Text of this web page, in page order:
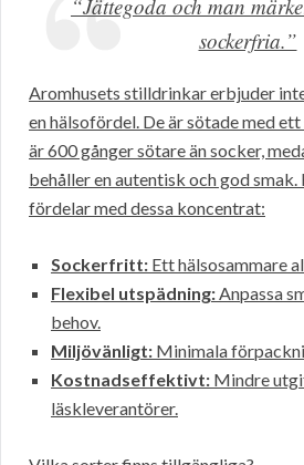
“Jättegoda och man
sockerfria.”
Aromhusets stilldrinkar erbjuder
en hälsofördel. De är sötade med
är 600 gånger sötare än socker,
behåller en autentisk och god smak.
fördelar med dessa koncentrat:
Sockerfritt: Ett hälsosammare
Flexibel utspädning:Anpassa
behov.
Miljövänligt: Minimala
Kostnadseffektivt: Mindre
läskleverantörer.